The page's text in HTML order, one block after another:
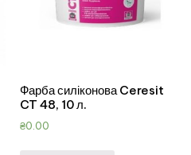
Фарба силіконова Ceresit
CT 48, 10 л.
₴0.00